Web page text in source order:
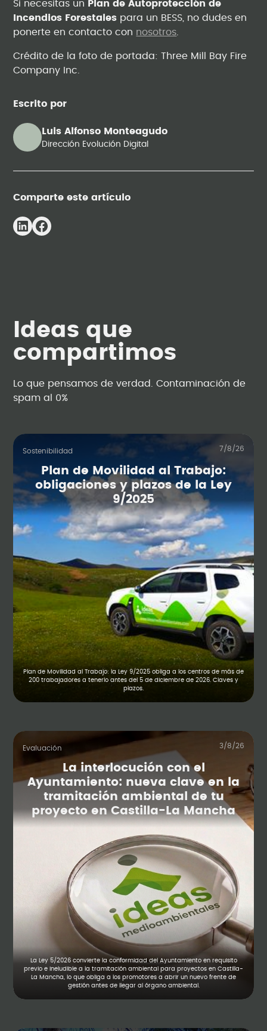
Escrito por
Luis Alfonso Monteagudo
Dirección Evolución Digital
Comparte este artículo
Si necesitas un
Plan de Autoprotección de
Incendios Forestales para un BESS, no dudes en
ponerte en contacto con nosotros
Crédito de la foto de portada: Three Mill Bay Fire
Company Inc.
Ideas que
compartimos
Lo que pensamos de verdad. Contaminación de
spam al 0%
Sostenibilidad 7/8/26
Plan de Movilidad al Trabajo:
obligaciones y plazos de la Ley
9/2025
Plan de Movilidad al Trabajo: la Ley 9/2025 obliga a los centros de más de
200 trabajadores a tenerlo antes del 5 de diciembre de 2026. Claves y
plazos.
Evaluación 3/8/26
La interlocución con el
Ayuntamiento: nueva clave en la
tramitación ambiental de tu
proyecto en Castilla-La Mancha
La Ley 5/2026 convierte la conformidad del Ayuntamiento en requisito
previo e ineludible a la tramitación ambiental para proyectos en Castilla-
La Mancha, lo que obliga a los promotores a abrir un nuevo frente de
gestión antes de llegar al órgano ambiental.